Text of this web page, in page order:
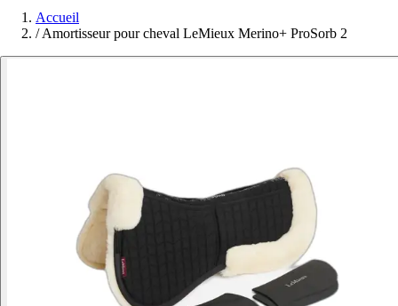
Accueil
/ Amortisseur pour cheval LeMieux Merino+ ProSorb 2